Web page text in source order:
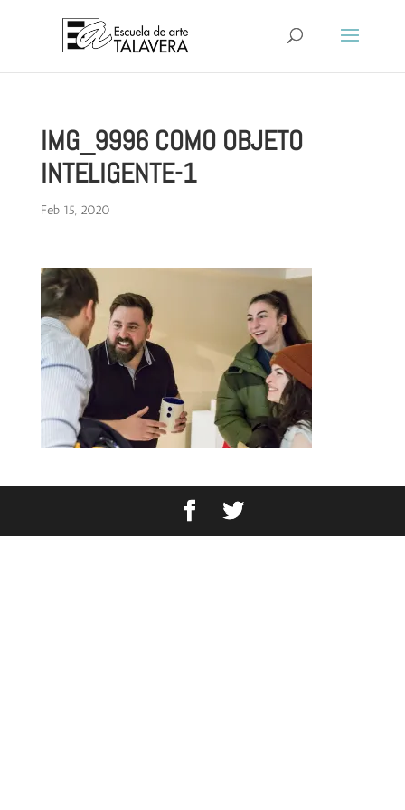
IMG_9996 COMO OBJETO
INTELIGENTE-1
Feb 15, 2020